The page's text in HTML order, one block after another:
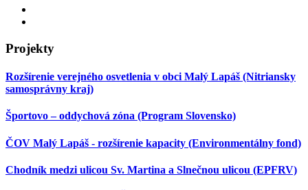
Projekty
Rozšírenie verejného osvetlenia v obci Malý Lapáš (Nitriansky
samosprávny kraj)
Športovo – oddychová zóna (Program Slovensko)
ČOV Malý Lapáš - rozšírenie kapacity (Environmentálny fond)
Chodník medzi ulicou Sv. Martina a Slnečnou ulicou (EPFRV)